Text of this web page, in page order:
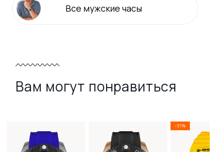
Все мужские часы
Вам могут понравиться
-37%